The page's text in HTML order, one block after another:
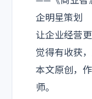
企明星策划
让企业经营
觉得有收获
本文原创，
师。